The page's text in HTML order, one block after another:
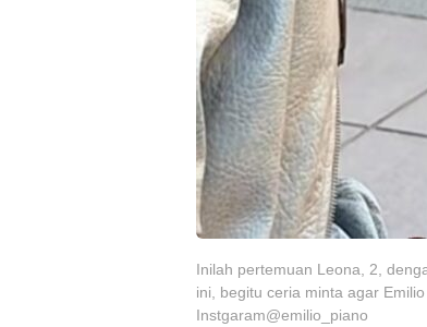
Inilah pertemuan Leona, 2,
ini, begitu ceria minta agar
Instgaram@emilio_piano